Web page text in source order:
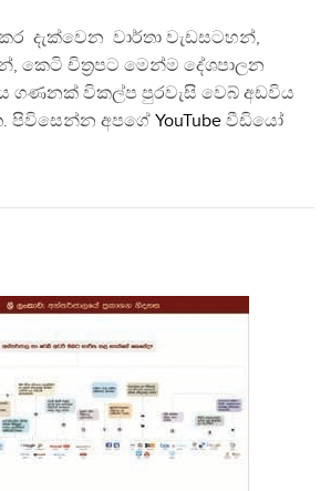
දැක්වෙන වාර්තා වැඩසටහන්,
කෙටි චිත්‍රපට මෙන්ම දේශපාලන
ගණනක් විකල්ප පුරවැසි වෙබ් අඩවිය
පිවිසෙන්න අපගේ YouTube වීඩියෝ